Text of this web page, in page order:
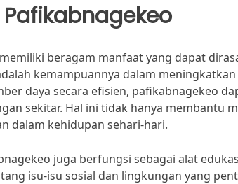
beragam manfaat yang dapat
kemampuannya dalam
daya secara efisien, pafikabnagekeo
sekitar. Hal ini tidak hanya membantu
dalam kehidupan sehari-hari.
juga berfungsi sebagai alat
isu-isu sosial dan lingkungan yang